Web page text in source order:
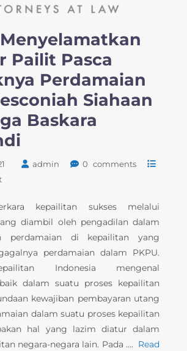
Pailit Pasca
Perdamaian
Siahaan
Baskara
admin
0 comments
kepailitan sukses melalui
diambil oleh pengadilan dalam
perdamaian di kepailitan yang
perdamaian dalam PKPU.
Indonesia mengenal
dalam suatu proses kepailitan
kewajiban pembayaran utang
dalam suatu proses kepailitan
hal yang lazim diatur dalam
negara-negara lain. Pada …. Read